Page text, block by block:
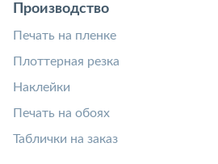
Производство
Печать на пленке
Плоттерная резка
Наклейки
Печать на обоях
Таблички на заказ